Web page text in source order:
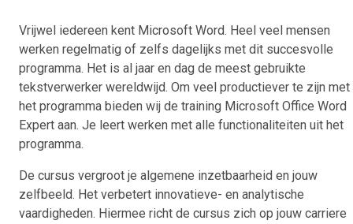
Vrijwel iedereen kent Microsoft Word. Heel veel mensen
werken regelmatig of zelfs dagelijks met dit succesvolle
programma. Het is al jaar en dag de meest gebruikte
tekstverwerker wereldwijd. Om veel productiever te zijn met
het programma bieden wij de training Microsoft Office Word
Expert aan. Je leert werken met alle functionaliteiten uit het
programma.
De cursus vergroot je algemene inzetbaarheid en jouw
zelfbeeld. Het verbetert innovatieve- en analytische
vaardigheden. Hiermee richt de cursus zich op jouw carriere